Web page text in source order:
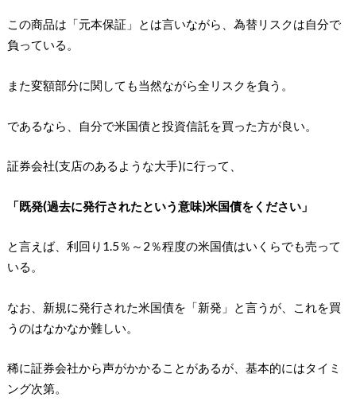
この商品は「元本保証」とは言いながら、為替リスクは自分で
負っている。
また変額部分に関しても当然ながら全リスクを負う。
であるなら、自分で米国債と投資信託を買った方が良い。
証券会社(支店のあるような大手)に行って、
「既発(過去に発行されたという意味)米国債をください」
と言えば、利回り1.5％～2％程度の米国債はいくらでも売って
いる。
なお、新規に発行された米国債を「新発」と言うが、これを買
うのはなかなか難しい。
稀に証券会社から声がかかることがあるが、基本的にはタイミ
ング次第。